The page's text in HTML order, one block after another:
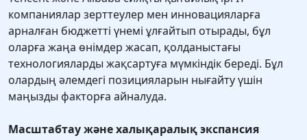
компаниялар зерттеулер мен инновацияларға
арналған бюджетті үнемі ұлғайтып отырады, бұл
оларға жаңа өнімдер жасап, қолданыстағы
технологияларды жақсартуға мүмкіндік береді. Бұл
олардың әлемдегі позицияларын нығайту үшін
маңызды факторға айналуда.
Масштабтау және халықаралық экспансия